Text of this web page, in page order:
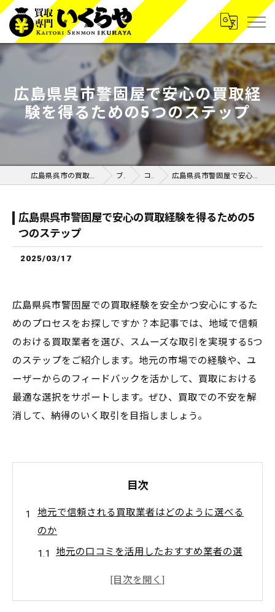
広島県呉市警固屋で安心の買取経
験を得るための5つのステップ
広島県呉市の買取なら買取専門いくらや呉広店 ブログ コラム 広島県呉市警固屋で安心の買取経験を得るための5つのステップ
広島県呉市警固屋で安心の買取経験を得るための5
つのステップ
2025/03/17
広島県呉市警固屋での買取経験を安全かつ安心にするた
めのプロセスをお探しですか？本記事では、地域で信頼
のおける買取業者を選び、スムーズな取引を実現する5つ
のステップをご紹介します。地元の市場での経験や、ユ
ーザーからのフィードバックを活かして、買取における
最適な選択をサポートします。ぜひ、買取での不安を解
消して、納得のいく取引を目指しましょう。
目次
地元で信頼される買取業者はどのように選べる
のか
地元の口コミを活用したおすすめ業者の選